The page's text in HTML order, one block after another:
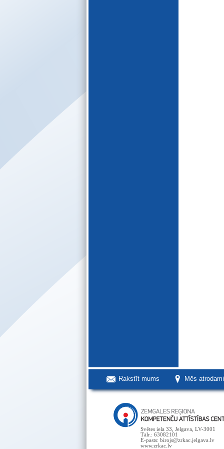
Rakstīt mums Mēs
Svētes iela 33, Jelgava, LV-3001
Tālr.: 63082101
E-pasts: birojs@zrkac.jelgava.lv
www.zrkac.lv